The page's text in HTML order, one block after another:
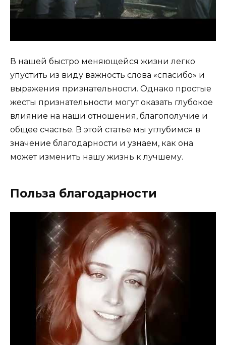
В нашей быстро меняющейся жизни легко
упустить из виду важность слова «спасибо» и
выражения признательности. Однако простые
жесты признательности могут оказать глубокое
влияние на наши отношения, благополучие и
общее счастье. В этой статье мы углубимся в
значение благодарности и узнаем, как она
может изменить нашу жизнь к лучшему.
Польза благодарности